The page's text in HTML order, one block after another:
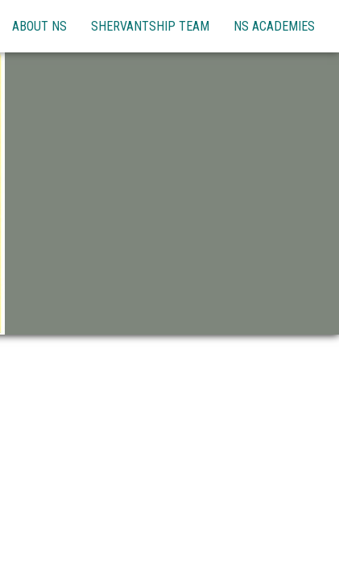
ABOUT NS SHERVANTSHIP TEAM NS ACADEMIES